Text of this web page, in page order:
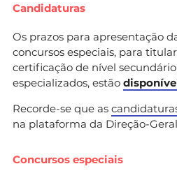
Candidaturas
Os prazos para apresentação
concursos especiais, para
certificação de nível
especializados, estão
Recorde-se que as
na plataforma da Direção-
Concursos especiais